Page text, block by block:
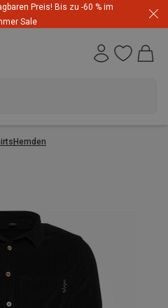
Preis! Bis zu -60 % im
Sale
Hemden